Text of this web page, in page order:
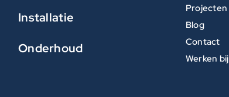
Installatie
Onderhoud
Projecten
Blog
Contact
Werken bij